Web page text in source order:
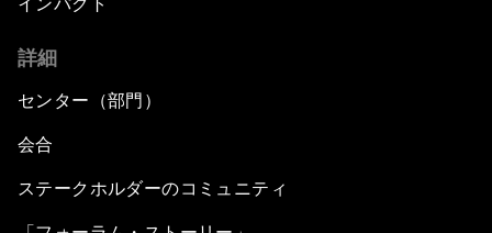
詳細
センター（部門）
会合
ステークホルダーのコミュニティ